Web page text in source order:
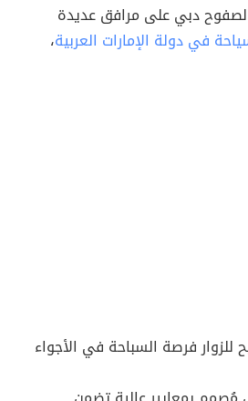
دبي على مرافق عديدة
في دولة الإمارات العربية،
للزوار فرصة السباحة في الأجواء